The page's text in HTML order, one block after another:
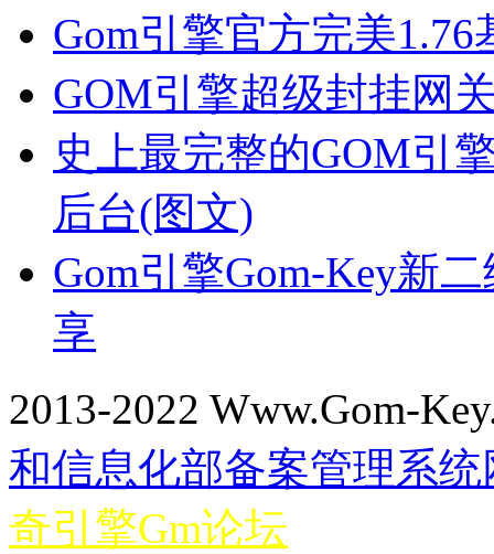
Gom引擎官方完美
GOM引擎超级封挂网
史上最完整的GOM引
后台(图文)
Gom引擎Gom-Key新
享
2013-2022 Www.Gom-
和信息化部备案管理系统
奇引擎Gm论坛